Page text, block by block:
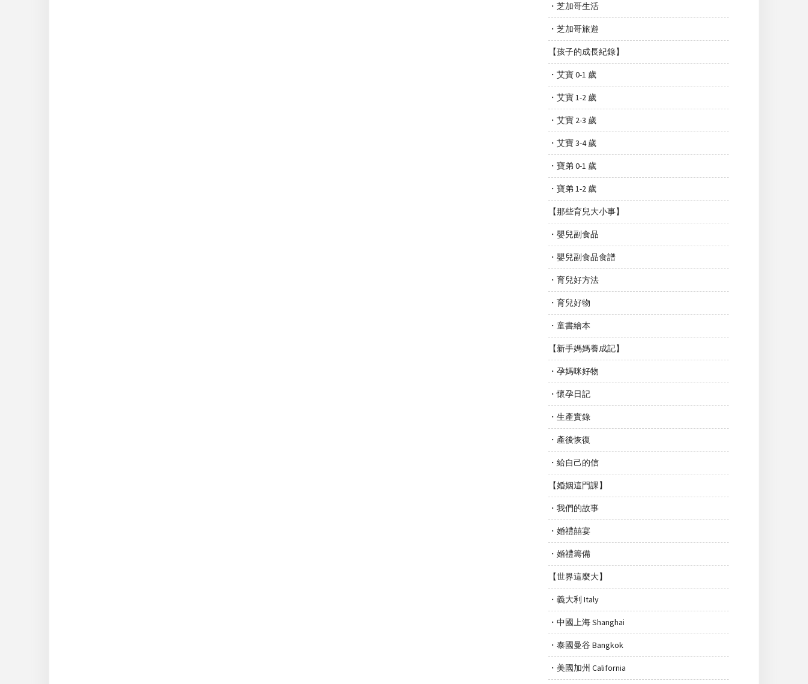
・芝加哥生活
・芝加哥旅遊
【孩子的成長紀錄】
・艾寶 0-1 歲
・艾寶 1-2 歲
・艾寶 2-3 歲
・艾寶 3-4 歲
・寶弟 0-1 歲
・寶弟 1-2 歲
【那些育兒大小事】
・嬰兒副食品
・嬰兒副食品食譜
・育兒好方法
・育兒好物
・童書繪本
【新手媽媽養成記】
・孕媽咪好物
・懷孕日記
・生產實錄
・產後恢復
・給自己的信
【婚姻這門課】
・我們的故事
・婚禮囍宴
・婚禮籌備
【世界這麼大】
・義大利 Italy
・中國上海 Shanghai
・泰國曼谷 Bangkok
・美國加州 California